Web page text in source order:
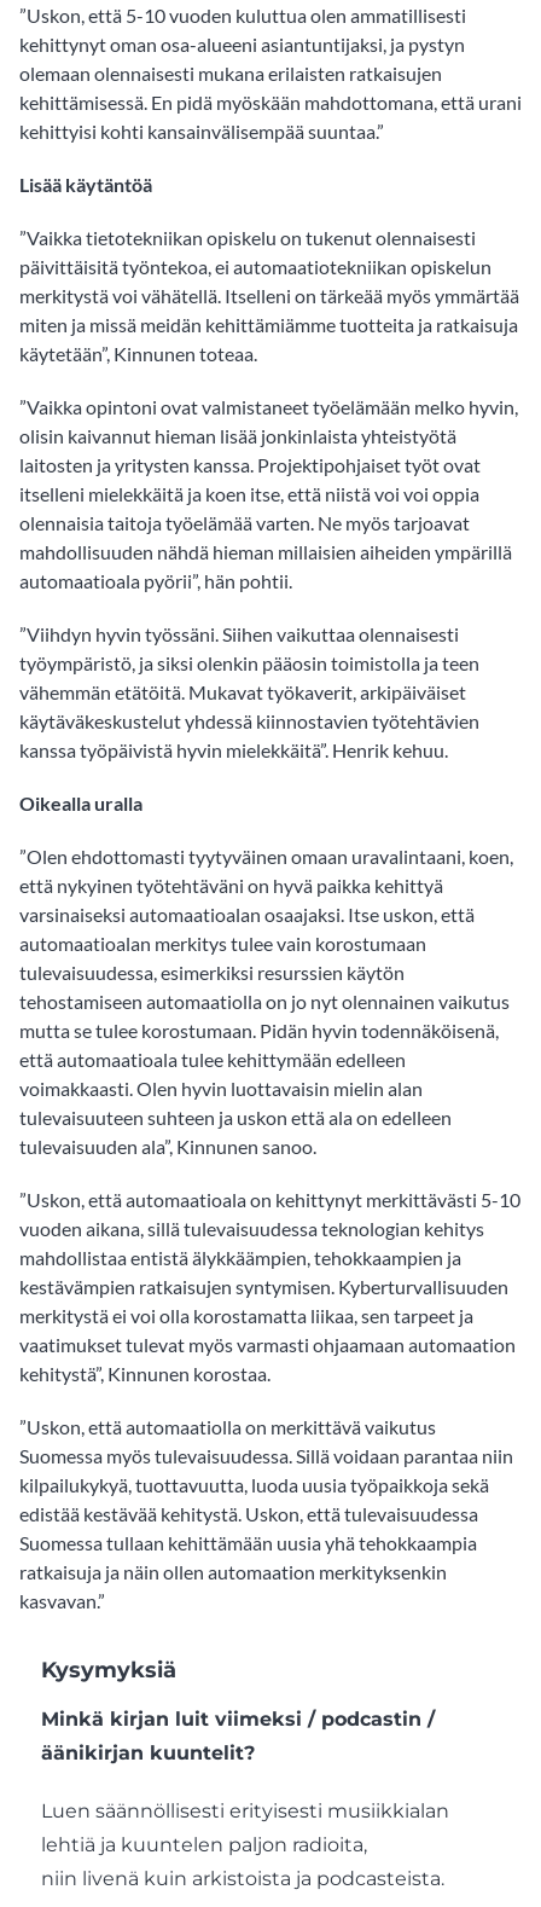
”Uskon, että 5-10 vuoden kuluttua olen ammatillisesti
kehittynyt oman osa-alueeni asiantuntijaksi, ja pystyn
olemaan olennaisesti mukana erilaisten ratkaisujen
kehittämisessä. En pidä myöskään mahdottomana, että urani
kehittyisi kohti kansainvälisempää suuntaa.”
Lisää käytäntöä
”Vaikka tietotekniikan opiskelu on tukenut olennaisesti
päivittäisitä työntekoa, ei automaatiotekniikan opiskelun
merkitystä voi vähätellä. Itselleni on tärkeää myös ymmärtää
miten ja missä meidän kehittämiämme tuotteita ja ratkaisuja
käytetään”, Kinnunen toteaa.
”Vaikka opintoni ovat valmistaneet työelämään melko hyvin,
olisin kaivannut hieman lisää jonkinlaista yhteistyötä
laitosten ja yritysten kanssa. Projektipohjaiset työt ovat
itselleni mielekkäitä ja koen itse, että niistä voi voi oppia
olennaisia taitoja työelämää varten. Ne myös tarjoavat
mahdollisuuden nähdä hieman millaisien aiheiden ympärillä
automaatioala pyörii”, hän pohtii.
”Viihdyn hyvin työssäni. Siihen vaikuttaa olennaisesti
työympäristö, ja siksi olenkin pääosin toimistolla ja teen
vähemmän etätöitä. Mukavat työkaverit, arkipäiväiset
käytäväkeskustelut yhdessä kiinnostavien työtehtävien
kanssa työpäivistä hyvin mielekkäitä”. Henrik kehuu.
Oikealla uralla
”Olen ehdottomasti tyytyväinen omaan uravalintaani, koen,
että nykyinen työtehtäväni on hyvä paikka kehittyä
varsinaiseksi automaatioalan osaajaksi. Itse uskon, että
automaatioalan merkitys tulee vain korostumaan
tulevaisuudessa, esimerkiksi resurssien käytön
tehostamiseen automaatiolla on jo nyt olennainen vaikutus
mutta se tulee korostumaan. Pidän hyvin todennäköisenä,
että automaatioala tulee kehittymään edelleen
voimakkaasti. Olen hyvin luottavaisin mielin alan
tulevaisuuteen suhteen ja uskon että ala on edelleen
tulevaisuuden ala”, Kinnunen sanoo.
”Uskon, että automaatioala on kehittynyt merkittävästi 5-10
vuoden aikana, sillä tulevaisuudessa teknologian kehitys
mahdollistaa entistä älykkäämpien, tehokkaampien ja
kestävämpien ratkaisujen syntymisen. Kyberturvallisuuden
merkitystä ei voi olla korostamatta liikaa, sen tarpeet ja
vaatimukset tulevat myös varmasti ohjaamaan automaation
kehitystä”, Kinnunen korostaa.
”Uskon, että automaatiolla on merkittävä vaikutus
Suomessa myös tulevaisuudessa. Sillä voidaan parantaa niin
kilpailukykyä, tuottavuutta, luoda uusia työpaikkoja sekä
edistää kestävää kehitystä. Uskon, että tulevaisuudessa
Suomessa tullaan kehittämään uusia yhä tehokkaampia
ratkaisuja ja näin ollen automaation merkityksenkin
kasvavan.”
Kysymyksiä
Minkä kirjan luit viimeksi / podcastin /
äänikirjan kuuntelit?
Luen säännöllisesti erityisesti musiikkialan
lehtiä ja kuuntelen paljon radioita,
niin livenä kuin arkistoista ja podcasteista.